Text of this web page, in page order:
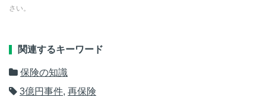
さい。
関連するキーワード
保険の知識
3億円事件, 再保険